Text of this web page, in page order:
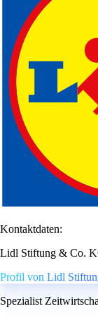
Kontaktdaten:
Lidl Stiftung & Co.
Profil von Lidl
Spezialist